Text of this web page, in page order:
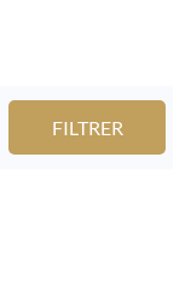
FILTRER